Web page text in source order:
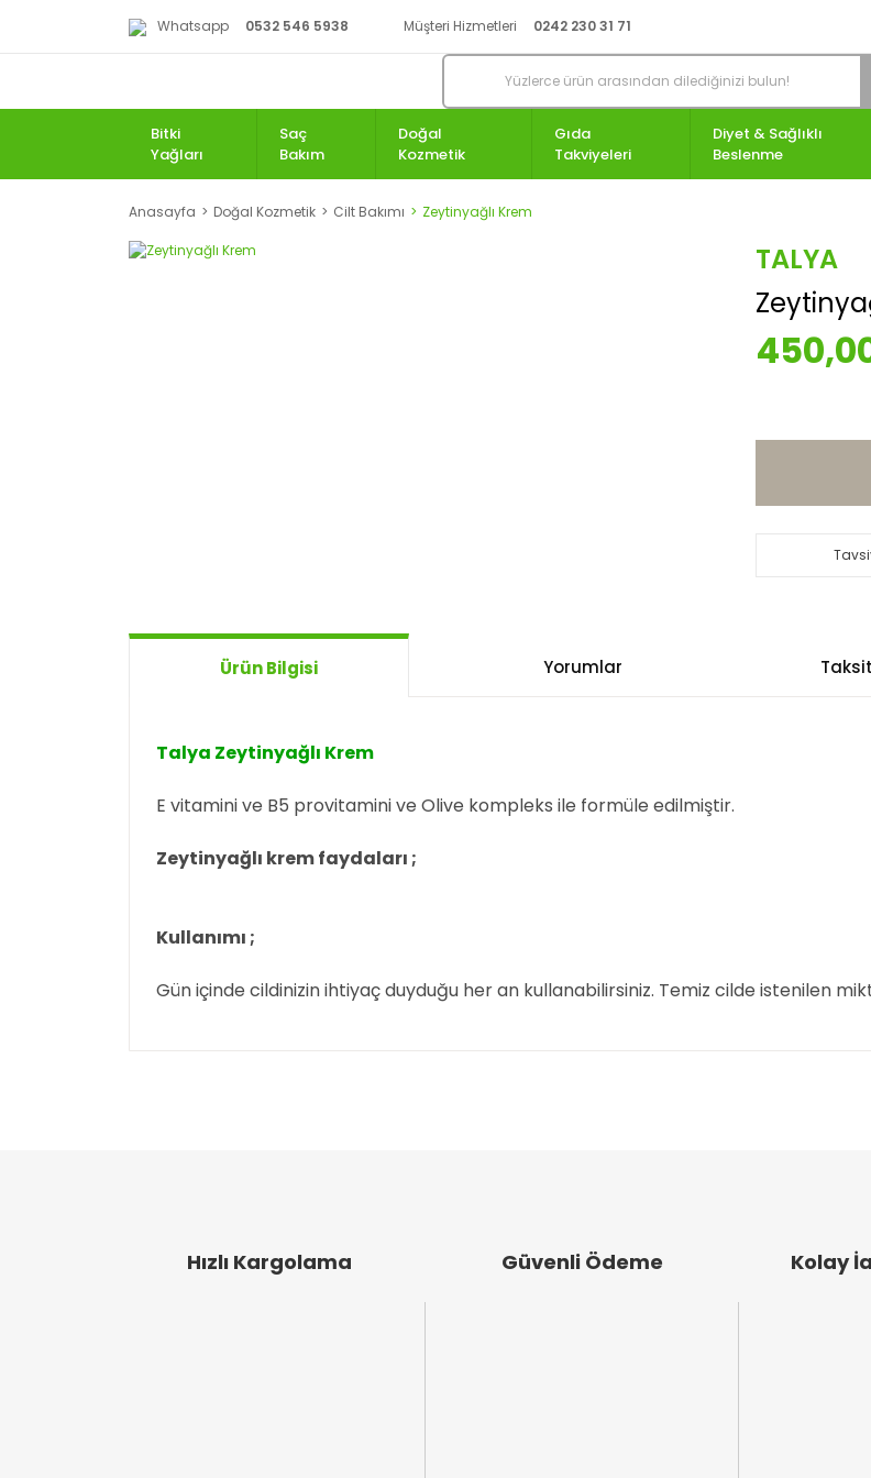
Whatsapp 0532 546 5938 Müşteri Hizmetleri 0242 230 31 71
Bitki
Yağları
Saç
Bakım
Doğal
Kozmetik
Gıda
Takviyeleri
Diyet & Sağlıklı
Beslenme
Anasayfa Doğal Kozmetik Cilt Bakımı Zeytinyağlı Krem
TALYA
Ürün Bilgisi Yorumlar
Talya Zeytinyağlı Krem
E vitamini ve B5 provitamini ve Olive kompleks ile formüle edilmiştir.
Zeytinyağlı krem faydaları ;
Kullanımı ;
Gün içinde cildinizin ihtiyaç duyduğu her an kullanabilirsiniz. Temiz cilde istenilen
Bu ürünün fiyat bilgisi, resim, ürün açıklamalarında ve diğer konularda yetersiz gördüğünüz
Hızlı Kargolama Güvenli Ödeme Kolay